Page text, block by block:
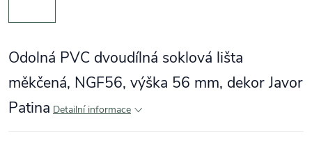
Odolná PVC dvoudílná soklová lišta
měkčená, NGF56, výška 56 mm, dekor Javor
Patina Detailní informace